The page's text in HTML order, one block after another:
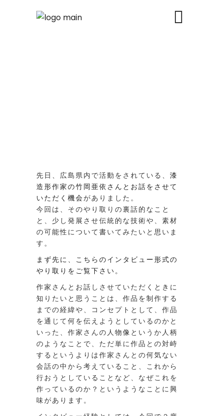
先日、広島県内で活動をされている、 漆
造形作家の竹岡亜依さんとお話をさせて
いただく機会がありました。
今回は、そのやり取りの裏話的なこと
と、少し発展させ伝統的な技術や、素材
の可能性について書いてみたいと思いま
す。
まず先に、こちらのインタビュー形式の
やり取りをご覧下さい。
作家さんとお話しさせていただくときに
知りたいと思うことは、作品を制作する
までの経緯や、コンセプトとして、作品
を通じて何を伝えようとしているのかと
いった、作家さんの人物像というか人柄
のようなことで、ただ単に作品との対峙
するというよりは作家さんとの何気ない
会話の中から考えていること、これから
行おうとしていることなど、なぜこれを
作っているのか？というようなことに興
味があります。